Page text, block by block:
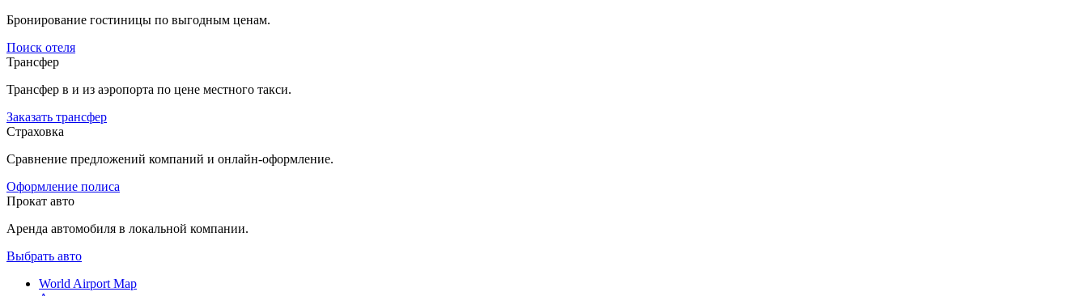
Бронирование гостиницы по выгодным ценам.
Поиск отеля
Трансфер
Трансфер в и из аэропорта по цене местного такси.
Заказать трансфер
Страховка
Сравнение предложений компаний и онлайн-оформление.
Оформление полиса
Прокат авто
Аренда автомобиля в локальной компании.
Выбрать авто
World Airport Map